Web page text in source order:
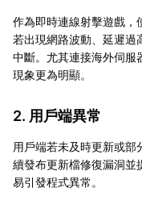
作為即時連線射擊遊戲，
若出現網路波動、延遲過
中斷。尤其連接海外伺服
現象更為明顯。
2. 用戶端異常
用戶端若未及時更新或
續發布更新檔修復漏洞並
易引發程式異常。